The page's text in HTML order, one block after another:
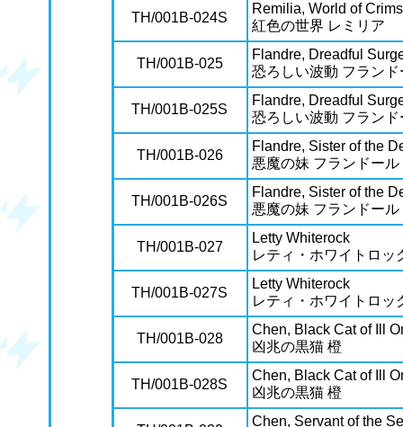
TH/001B-024S
Remilia, World of
紅色の世界 レミリア
TH/001B-025
Flandre, Dreadful
恐ろしい波動 フランド
TH/001B-025S
Flandre, Dreadful
恐ろしい波動 フランド
TH/001B-026
Flandre, Sister of the
悪魔の妹 フランドール
TH/001B-026S
Flandre, Sister of the
悪魔の妹 フランドール
TH/001B-027
Letty Whiterock
レティ・ホワイトロッ
TH/001B-027S
Letty Whiterock
レティ・ホワイトロッ
TH/001B-028
Chen, Black Cat of Ill
凶兆の黒猫 橙
TH/001B-028S
Chen, Black Cat of Ill
凶兆の黒猫 橙
Chen, Servant of the